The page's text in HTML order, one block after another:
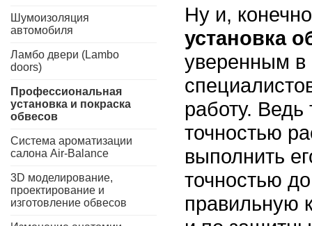
Шумоизоляция
автомобиля
Ламбо двери (Lambo
doors)
Профессиональная
установка и покраска
обвесов
Система ароматизации
салона Air-Balance
3D моделирование,
проектирование и
изготовление обвесов
Ну и,
установка
уверенным в
работу.
точностью
выполнить
точностью
правильную